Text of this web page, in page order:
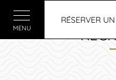
RÉSERVER
MENU